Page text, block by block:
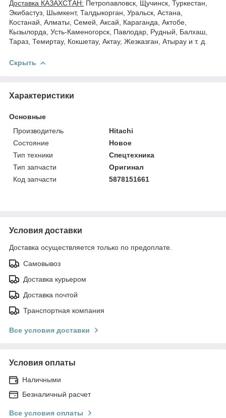
Доставка КАЗАХСТАН: Петропавловск, Щучинск, Туркестан,
Экибастуз, Шымкент, Талдыкорган, Уральск, Астана,
Костанай, Алматы, Семей, Аксай, Караганда, Актобе,
Кызылорда, Усть-Каменогорск, Павлодар, Рудный, Балхаш,
Тараз, Темиртау, Кокшетау, Актау, Жезказган, Атырау и т. д.
Скрыть
Характеристики
Основные
Производитель
Hitachi
Состояние
Новое
Тип техники
Спецтехника
Тип запчасти
Оригинал
Код запчасти
5878151661
Условия доставки
Доставка осуществляется только по предоплате.
Самовывоз
Доставка курьером
Доставка почтой
Транспортная компания
Все условия доставки
Условия оплаты
Наличными
Безналичный расчет
Все условия оплаты